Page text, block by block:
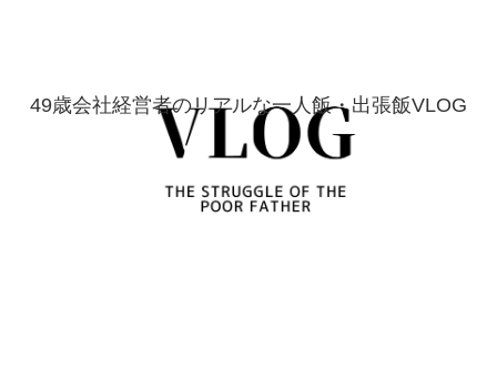
49歳会社経営者のリアルな一人飯・出張飯VLOG